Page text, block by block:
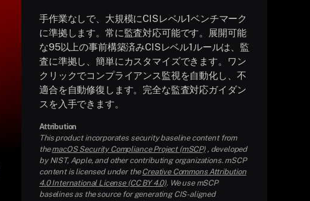
手作業なしで、大規模にCISレベル1ベンチマーク
に準拠します。常に監査対応可能です。展開可能
な95以上の事前構築済みCISレベル1ルールは、監
査に準拠し、簡単にカスタマイズできます。ワン
クリックでコンプライアンス監視を自動化し、不
適合を自動修復します。完全な監査対応ガイダン
スを入手できます。
Attribution
This product incorporates security baseline content from
themacOS Security Compliance Project (mSCP), developed
by NIST, Apple, and other contributing organizations. mSCP
content is licensed under theCreative Commons Attribution
4.0 International License (CC BY 4.0). We use mSCP
baselines as the source for generating CIS-aligned